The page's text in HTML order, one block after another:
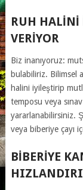
RUH HALINI
VERIYOR
Biz inanıyoruz:
bulabiliriz. Bilimsel
halini iyileştirip
temposu veya
yararlanabilirsiniz.
veya biberiye çayı
BIBERIYE